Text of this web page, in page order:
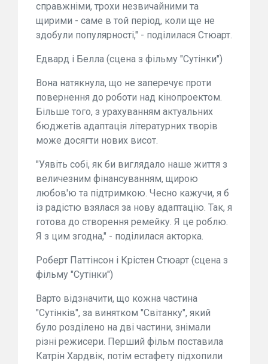
справжніми, трохи незвичайними та
щирими - саме в той період, коли ще не
здобули популярності," - поділилася Стюарт.
Едвард і Белла (сцена з фільму "Сутінки")
Вона натякнула, що не заперечує проти
повернення до роботи над кінопроектом.
Більше того, з урахуванням актуальних
бюджетів адаптація літературних творів
може досягти нових висот.
"Уявіть собі, як би виглядало наше життя з
величезним фінансуванням, щирою
любов'ю та підтримкою. Чесно кажучи, я б
із радістю взялася за нову адаптацію. Так, я
готова до створення ремейку. Я це роблю.
Я з цим згодна," - поділилася акторка.
Роберт Паттінсон і Крістен Стюарт (сцена з
фільму "Сутінки")
Варто відзначити, що кожна частина
"Сутінків", за винятком "Світанку", який
було розділено на дві частини, знімали
різні режисери. Перший фільм поставила
Катрін Хардвік, потім естафету підхопили